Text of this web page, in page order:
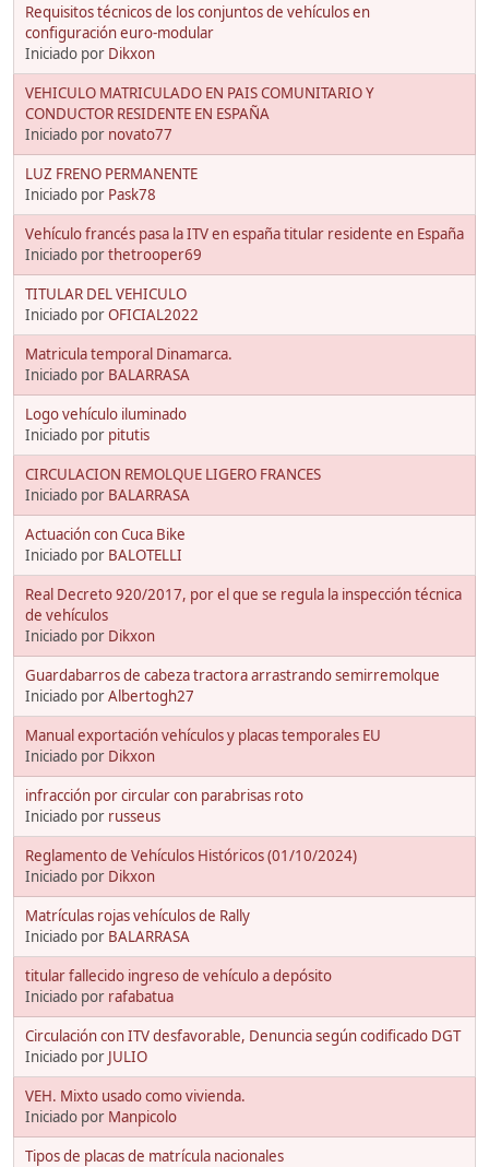
Requisitos técnicos de los conjuntos de vehículos en
configuración euro-modular
Iniciado por Dikxon
VEHICULO MATRICULADO EN PAIS COMUNITARIO Y
CONDUCTOR RESIDENTE EN ESPAÑA
Iniciado por novato77
LUZ FRENO PERMANENTE
Iniciado por Pask78
Vehículo francés pasa la ITV en españa titular residente en España
Iniciado porthetrooper69
TITULAR DEL VEHICULO
Iniciado porOFICIAL2022
Matricula temporal Dinamarca.
Iniciado por BALARRASA
Logo vehículo iluminado
Iniciado por pitutis
CIRCULACION REMOLQUE LIGERO FRANCES
Iniciado por BALARRASA
Actuación con Cuca Bike
Iniciado por BALOTELLI
Real Decreto 920/2017, por el que se regula la inspección técnica
de vehículos
Iniciado por Dikxon
Guardabarros de cabeza tractora arrastrando semirremolque
Iniciado porAlbertogh27
Manual exportación vehículos y placas temporales EU
Iniciado por Dikxon
infracción por circular con parabrisas roto
Iniciado por russeus
Reglamento de Vehículos Históricos (01/10/2024)
Iniciado por Dikxon
Matrículas rojas vehículos de Rally
Iniciado por BALARRASA
titular fallecido ingreso de vehículo a depósito
Iniciado por rafabatua
Circulación con ITV desfavorable, Denuncia según codificado DGT
Iniciado por JULIO
VEH. Mixto usado como vivienda.
Iniciado por Manpicolo
Tipos de placas de matrícula nacionales